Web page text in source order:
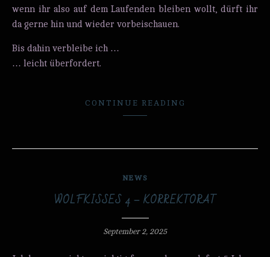
wenn ihr also auf dem Laufenden bleiben wollt, dürft ihr
da gerne hin und wieder vorbeischauen.
Bis dahin verbleibe ich …
… leicht überfordert.
CONTINUE READING
NEWS
WOLFKISSES 4 – KORREKTORAT
September 2, 2025